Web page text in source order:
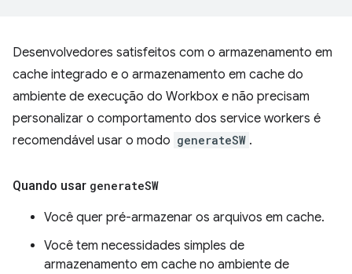
Desenvolvedores satisfeitos com o armazenamento em
cache integrado e o armazenamento em cache do
ambiente de execução do Workbox e não precisam
personalizar o comportamento dos service workers é
recomendável usar o modo generateSW .
Quando usar generateSW
Você quer pré-armazenar os arquivos em cache.
Você tem necessidades simples de
armazenamento em cache no ambiente de